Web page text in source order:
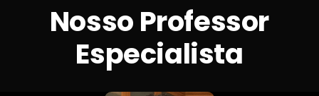
Nosso Professor
Especialista